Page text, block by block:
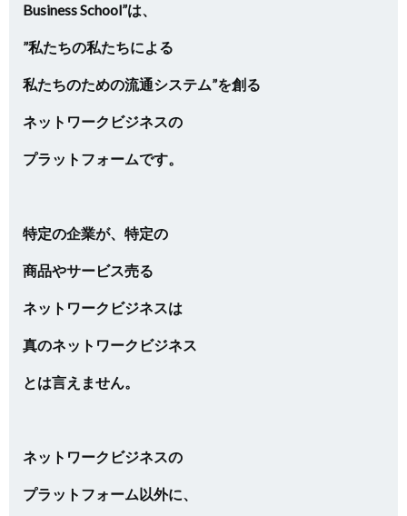
Business School”は、
”私たちの私たちによる
私たちのための流通システム”を創る
ネットワークビジネスの
プラットフォームです。
特定の企業が、特定の
商品やサービス売る
ネットワークビジネスは
真のネットワークビジネス
とは言えません。
ネットワークビジネスの
プラットフォーム以外に、